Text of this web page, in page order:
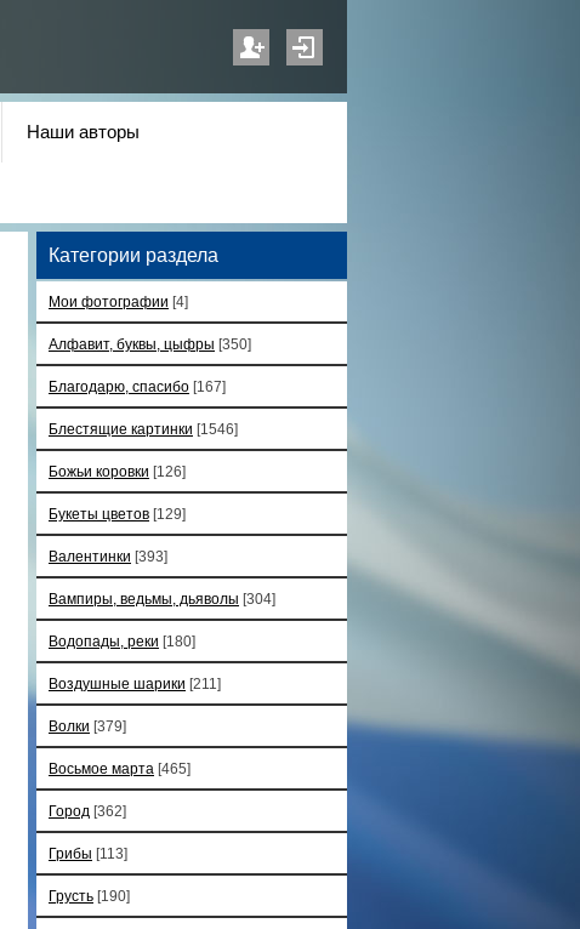
Наши авторы
Категории раздела
Мои фотографии [4]
Алфавит, буквы, цыфры [350]
Благодарю, спасибо [167]
Блестящие картинки [1546]
Божьи коровки [126]
Букеты цветов [129]
Валентинки [393]
Вампиры, ведьмы, дьяволы [304]
Водопады, реки [180]
Воздушные шарики [211]
Волки [379]
Восьмое марта [465]
Город [362]
Грибы [113]
Грусть [190]